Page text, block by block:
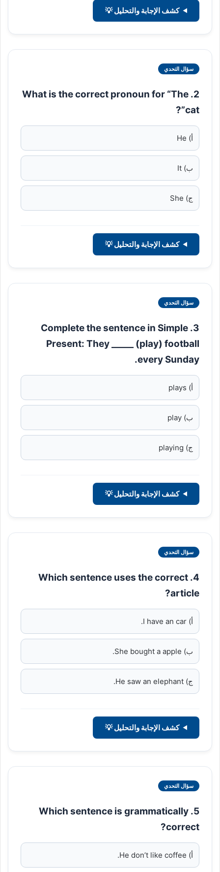
كشف الإجابة والتحليل 💡
سؤال التحدي
2. What is the correct pronoun for “The
cat”?
أ) He
ب) It
ج) She
كشف الإجابة والتحليل 💡
سؤال التحدي
3. Complete the sentence in Simple
Present: They _____ (play) football
every Sunday.
أ) plays
ب) play
ج) playing
كشف الإجابة والتحليل 💡
سؤال التحدي
4. Which sentence uses the correct
article?
أ) I have an car.
ب) She bought a apple.
ج) He saw an elephant.
كشف الإجابة والتحليل 💡
سؤال التحدي
5. Which sentence is grammatically
correct?
أ) He don’t like coffee.